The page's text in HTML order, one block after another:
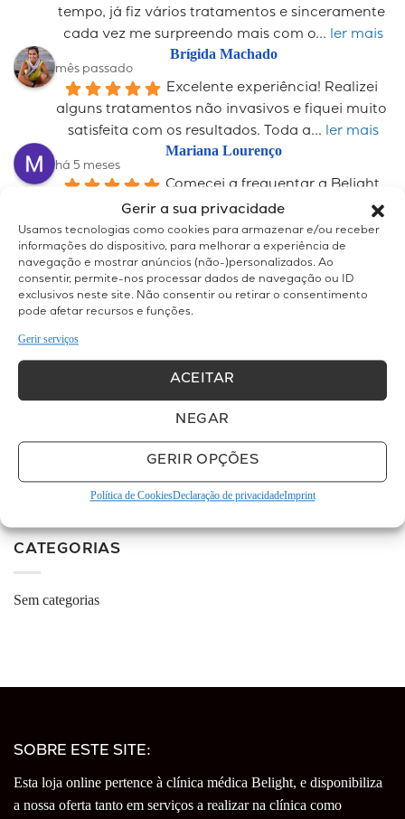
Gerir a sua privacidade
Usamos tecnologias como cookies para armazenar e/ou receber
informações do dispositivo, para melhorar a experiência de
navegação e mostrar anúncios (não-)personalizados. Ao
consentir, permite-nos processar dados de navegação ou ID
exclusivos neste site. Não consentir ou retirar o consentimento
pode afetar recursos e funções.
Gerir serviços
ACEITAR
NEGAR
GERIR OPÇÕES
Política de CookiesDeclaração de privacidadeImprint
tempo, já fiz vários tratamentos e sinceramente
cada vez me surpreendo mais com o... ler mais
Brígida Machado
mês passado
Excelente experiência! Realizei
alguns tratamentos não invasivos e fiquei muito
satisfeita com os resultados. Toda a... ler mais
Mariana Lourenço
há 5 meses
Comecei a frequentar a Belight
pela depilação a laser na qual obtive ótimos
resultados! Mas logo descobri as maravilhas... ler
mais
Catarina Névoa
há 5 meses
Frequento esta clínica e não
o primeiro dia, fui sempre recebida com
Graça Corte-Real
há 5 meses
O espaço é muito cuidado e
limpo e as funcionárias são muito simpáticas. Eu
e o me marido temos  realizado diversos
mais
CATEGORIAS
Sem categorias
SOBRE ESTE SITE:
Esta loja online pertence à clínica médica Belight, e disponibiliza
a nossa oferta tanto em serviços a realizar na clínica como